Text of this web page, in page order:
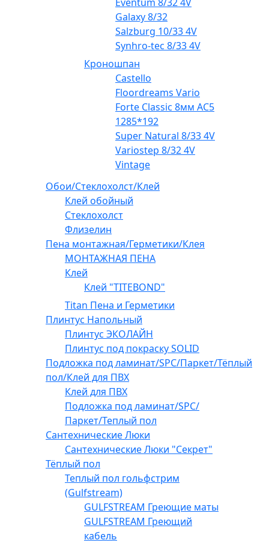
Galaxy 8/32
Salzburg 10/33 4V
Synhro-tec 8/33 4V
Кроношпан
Castello
Floordreams Vario
Forte Classic 8мм AC5
1285*192
Super Natural 8/33 4V
Variostep 8/32 4V
Vintage
Обои/Стеклохолст/Клей
Клей обойный
Стеклохолст
Флизелин
Пена монтажная/Герметики/Клея
МОНТАЖНАЯ ПЕНА
Клей
Клей "TITEBOND"
Titan Пена и Герметики
Плинтус Напольный
Плинтус ЭКОЛАЙН
Плинтус под покраску SOLID
Подложка под ламинат/SPC/Паркет/Тёплый
пол/Клей для ПВХ
Клей для ПВХ
Подложка под ламинат/SPC/
Паркет/Теплый пол
Сантехнические Люки
Сантехнические Люки "Секрет"
Тёплый пол
Теплый пол гольфстрим
(Gulfstream)
GULFSTREAM Греющие маты
GULFSTREAM Греющий
кабель